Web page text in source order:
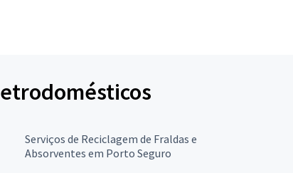
Serviços de Reciclagem de Fraldas e
Absorventes em Porto Seguro